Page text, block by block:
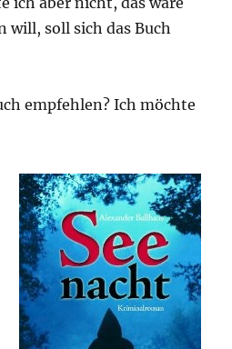
will, soll sich das Buch
empfehlen? Ich möchte